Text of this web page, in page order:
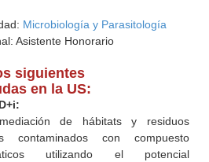
Microbiología y Parasitología
Asistente Honorario
siguientes
en la US:
de hábitats y residuos
contaminados con compuesto
utilizando el potencial